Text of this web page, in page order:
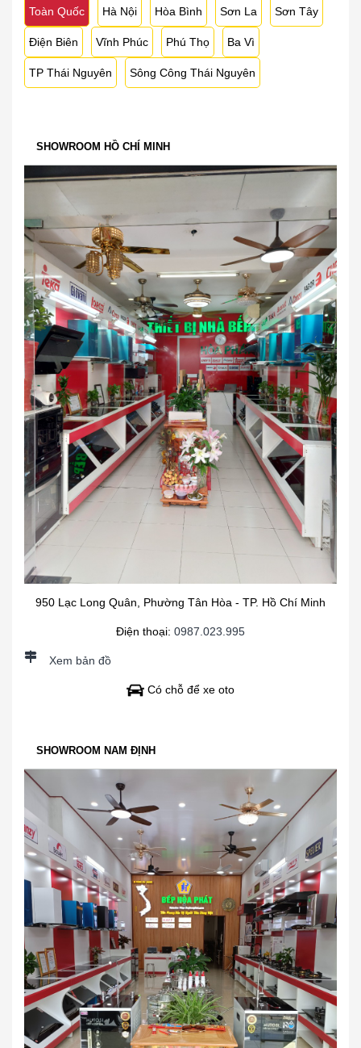
Toàn Quốc Hà Nội Hòa Bình Sơn La Sơn Tây
Điện Biên Vĩnh Phúc Phú Thọ Ba Vì
TP Thái Nguyên Sông Công Thái Nguyên
SHOWROOM HỒ CHÍ MINH
950 Lạc Long Quân, Phường Tân Hòa - TP. Hồ Chí Minh
Điện thoại: 0987.023.995
Xem bản đồ
Có chỗ để xe oto
SHOWROOM NAM ĐỊNH